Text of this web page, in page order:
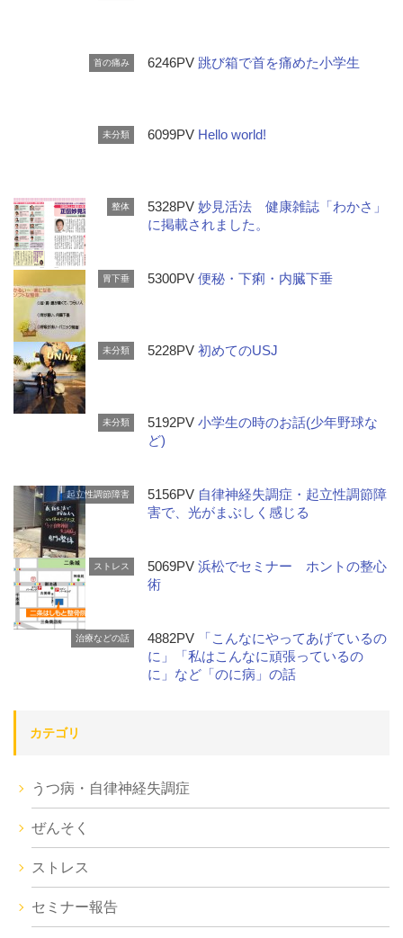
首の痛み 6246PV 跳び箱で首を痛めた小学生
未分類 6099PV Hello world!
整体 5328PV妙見活法 健康雑誌「わかさ」
に掲載されました。
胃下垂 5300PV便秘・下痢・内臓下垂
未分類 5228PV初めてのUSJ
未分類 5192PV小学生の時のお話(少年野球な
ど)
起立性調節障害 5156PV 自律神経失調症・起立性調節障
害で、光がまぶしく感じる
ストレス 5069PV浜松でセミナー ホントの整心
術
治療などの話 4882PV
「こんなにやってあげているの
に」「私はこんなに頑張っているの
に」など「のに病」の話
カテゴリ
うつ病・自律神経失調症
ぜんそく
ストレス
セミナー報告